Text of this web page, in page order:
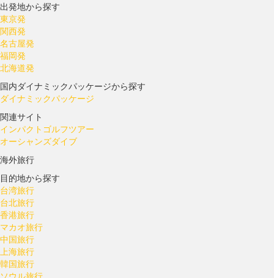
出発地から探す
東京発
関西発
名古屋発
福岡発
北海道発
国内ダイナミックパッケージから探す
ダイナミックパッケージ
関連サイト
インパクトゴルフツアー
オーシャンズダイブ
海外旅行
目的地から探す
台湾旅行
台北旅行
香港旅行
マカオ旅行
中国旅行
上海旅行
韓国旅行